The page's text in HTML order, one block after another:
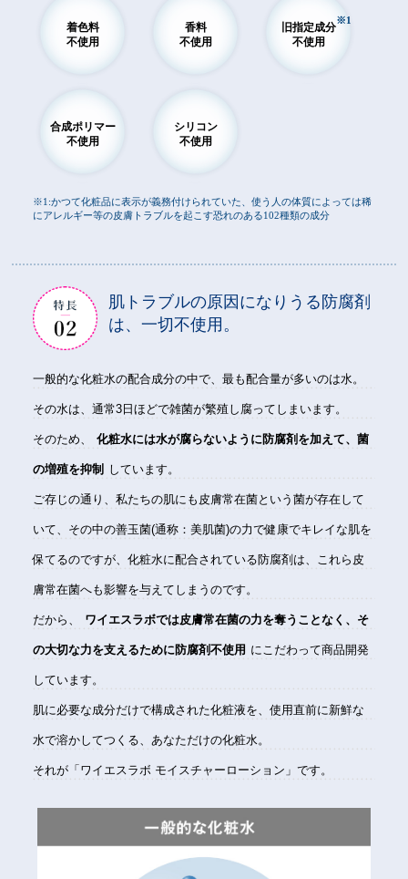
着色料
不使用
香料
不使用
旧指定成分
※1
不使用
合成ポリマー
不使用
シリコン
不使用
※1:かつて化粧品に表示が義務付けられていた、使う人の体質によっては稀
にアレルギー等の皮膚トラブルを起こす恐れのある102種類の成分
肌トラブルの原因になりうる防腐剤
は、一切不使用。
一般的な化粧水の配合成分の中で、最も配合量が多いのは水。
その水は、通常3日ほどで雑菌が繁殖し腐ってしまいます。
そのため、 化粧水には水が腐らないように防腐剤を加えて、菌
の増殖を抑制 しています。
ご存じの通り、私たちの肌にも皮膚常在菌という菌が存在して
いて、その中の善玉菌(通称：美肌菌)の力で健康でキレイな肌を
保てるのですが、化粧水に配合されている防腐剤は、これら皮
膚常在菌へも影響を与えてしまうのです。
だから、 ワイエスラボでは皮膚常在菌の力を奪うことなく、そ
の大切な力を支えるために防腐剤不使用 にこだわって商品開発
しています。
肌に必要な成分だけで構成された化粧液を、使用直前に新鮮な
水で溶かしてつくる、あなただけの化粧水。
それが「ワイエスラボ モイスチャーローション」です。